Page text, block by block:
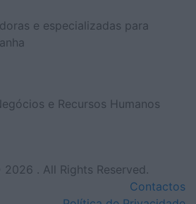
e especializadas para
e Recursos Humanos
2026 . All Rights Reserved.
Contactos